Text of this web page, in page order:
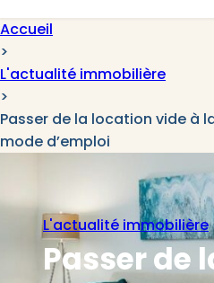
Accueil
>
L'actualité immobilière
>
Passer de la location vide à
mode d’emploi
L'actualité immobilière
Passer de